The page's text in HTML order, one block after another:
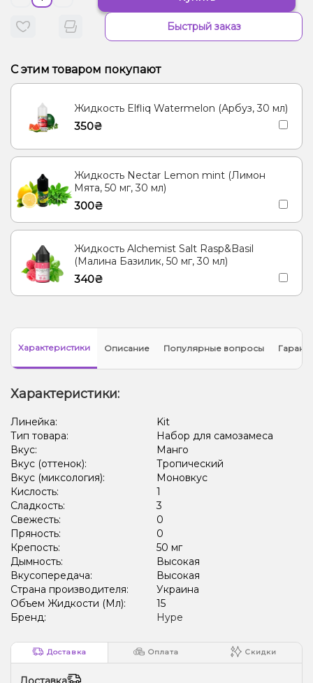
Яблоко Мандарин
Быстрый заказ
С этим товаром покупают
Жидкость Elfliq Watermelon (Арбуз, 30 мл)
350₴
Жидкость Nectar Lemon mint (Лимон
Мята, 50 мг, 30 мл)
300₴
Жидкость Alchemist Salt Rasp&Basil
(Малина Базилик, 50 мг, 30 мл)
340₴
Характеристики Описание Популярные вопросы
Характеристики:
Линейка:
Kit
Тип товара:
Набор для самозамеса
Вкус:
Манго
Вкус (оттенок):
Тропический
Вкус (миксология):
Моновкус
Кислость:
1
Сладкость:
3
Свежесть:
0
Пряность:
0
Крепость:
50 мг
Дымность:
Высокая
Вкусопередача:
Высокая
Страна производителя:
Украина
Объем Жидкости (Мл):
15
Бренд:
Hype
Доставка Оплата Скидки